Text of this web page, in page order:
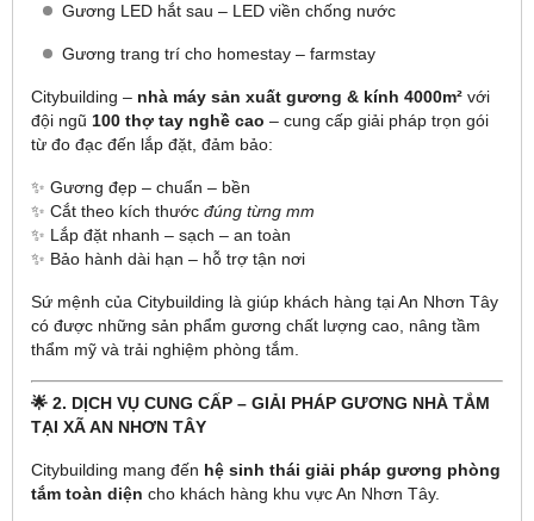
Gương LED hắt sau – LED viền chống nước
Gương trang trí cho homestay – farmstay
Citybuilding – nhà máy sản xuất gương & kính 4000m² với
đội ngũ 100 thợ tay nghề cao – cung cấp giải pháp trọn gói
từ đo đạc đến lắp đặt, đảm bảo:
✨ Gương đẹp – chuẩn – bền
✨ Cắt theo kích thước đúng từng mm
✨ Lắp đặt nhanh – sạch – an toàn
✨ Bảo hành dài hạn – hỗ trợ tận nơi
Sứ mệnh của Citybuilding là giúp khách hàng tại An Nhơn Tây
có được những sản phẩm gương chất lượng cao, nâng tầm
thẩm mỹ và trải nghiệm phòng tắm.
🌟 2. DỊCH VỤ CUNG CẤP – GIẢI PHÁP GƯƠNG NHÀ TẮM
TẠI XÃ AN NHƠN TÂY
Citybuilding mang đến hệ sinh thái giải pháp gương phòng
tắm toàn diện cho khách hàng khu vực An Nhơn Tây.